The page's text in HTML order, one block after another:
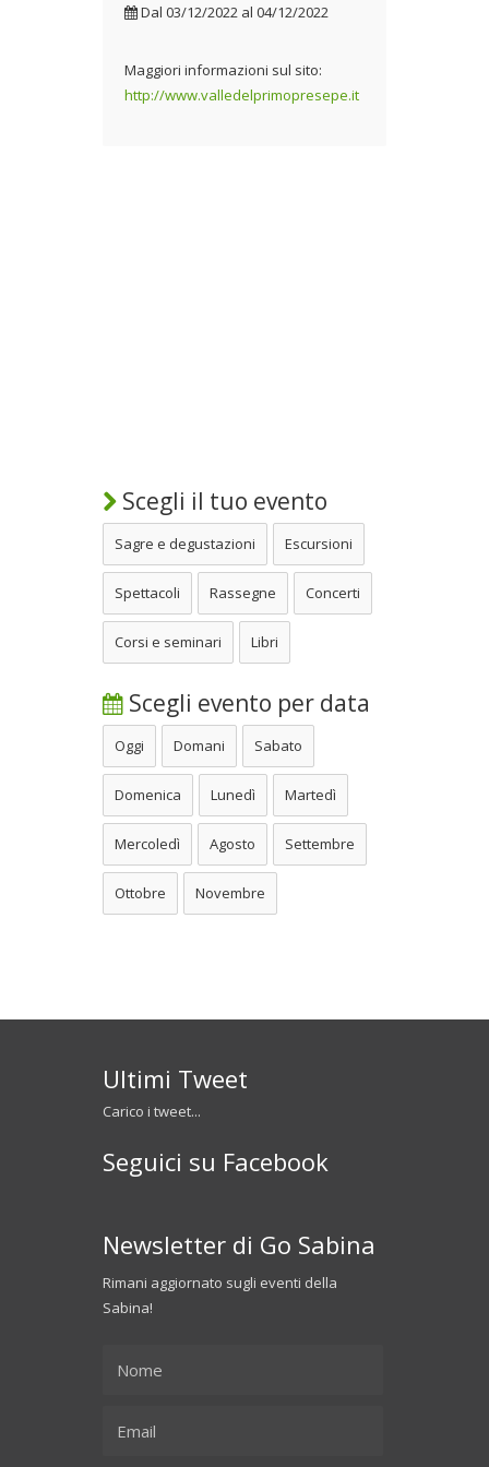
Dal 03/12/2022 al 04/12/2022
Maggiori informazioni sul sito:
http://www.valledelprimopresepe.it
Scegli il tuo evento
Sagre e degustazioni Escursioni
Spettacoli Rassegne Concerti
Corsi e seminari Libri
Scegli evento per data
Oggi Domani Sabato
Domenica Lunedì Martedì
Mercoledì Agosto Settembre
Ottobre Novembre
Ultimi Tweet
Carico i tweet...
Seguici su Facebook
Newsletter di Go Sabina
Rimani aggiornato sugli eventi della
Sabina!